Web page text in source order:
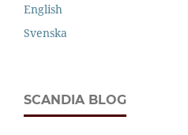
English
Svenska
SCANDIA BLOG